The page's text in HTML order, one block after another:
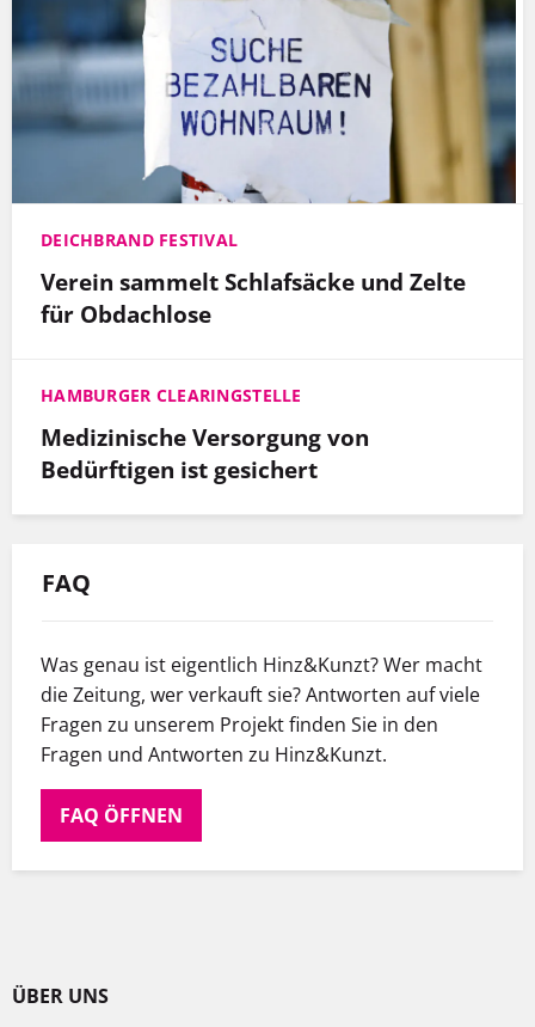
DEICHBRAND FESTIVAL
Verein sammelt Schlafsäcke und Zelte
für Obdachlose
HAMBURGER CLEARINGSTELLE
Medizinische Versorgung von
Bedürftigen ist gesichert
FAQ
Was genau ist eigentlich Hinz&Kunzt? Wer macht
die Zeitung, wer verkauft sie? Antworten auf viele
Fragen zu unserem Projekt finden Sie in den
Fragen und Antworten zu Hinz&Kunzt.
FAQ ÖFFNEN
ÜBER UNS